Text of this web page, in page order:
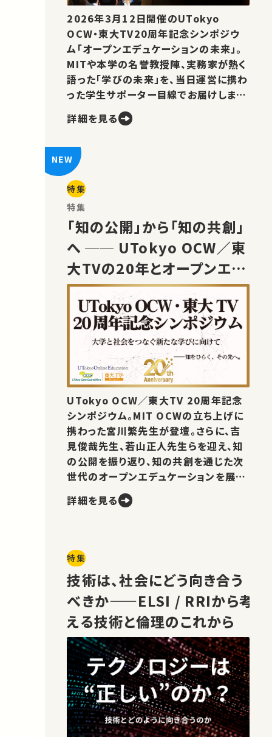
2026年3月12日開催のUTokyo
OCW・東大TV20周年記念シンポジウ
ム「オープンエデュケーションの未来」。
MITや本学の名誉教授陣、実務家が熱く
語った「学びの未来」を、当日運営に携わ
った学生サポーター目線でお届けしま
詳細を見る
特集
特集
「知の公開」から「知の共創」
へ ── UTokyo OCW／東
大TVの20年とオープンエデ
ュケーションの未来
UTokyo OCW／東大TV 20周年記念
シンポジウム。MIT OCWの立ち上げに
携わった宮川繁先生が登壇。さらに、吉
見俊哉先生、若山正人先生らを迎え、知
の公開を振り返り、知の共創を通じた次
世代のオープンエデュケーションを展望
詳細を見る
特集
技術は、社会にどう向き合う
べきか——ELSI / RRIから考
える技術と倫理のこれから